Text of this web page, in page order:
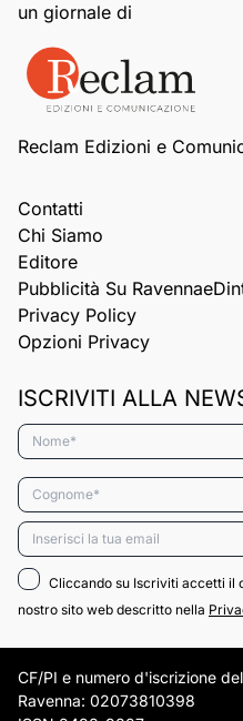
un giornale di
Reclam Edizioni e
Contatti
Chi Siamo
Editore
Pubblicità Su
Privacy Policy
Opzioni Privacy
ISCRIVITI ALLA
Nome*
Cognome*
Email*
Cliccando su Iscriviti accetti il
nostro sito web descritto nella
CF/PI e numero d'iscrizione
Ravenna: 02073810398